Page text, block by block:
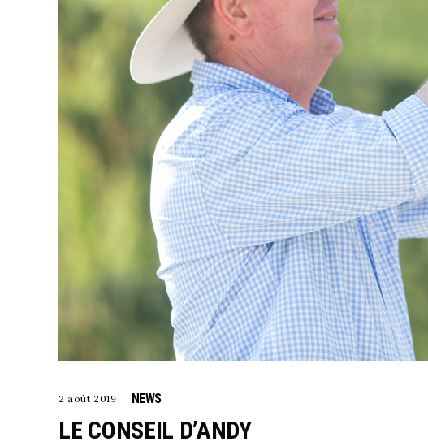
2 août 2019 NEWS
LE CONSEIL D’ANDY